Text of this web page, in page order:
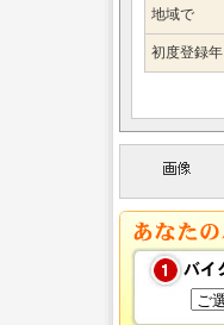
地域で
初度登録年